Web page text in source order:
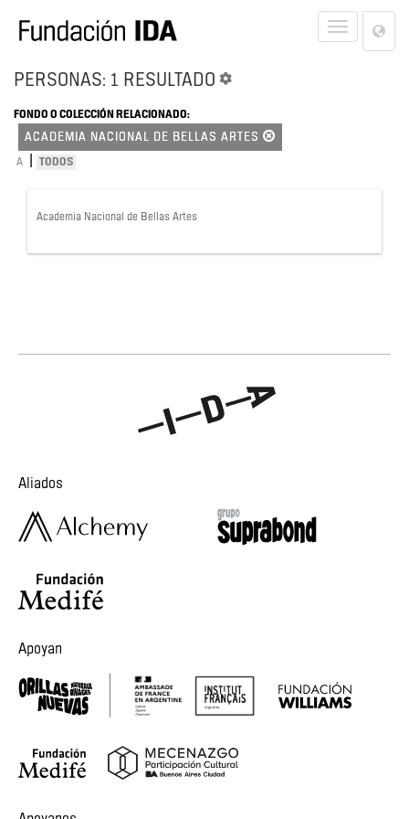
Toggle
PERSONAS: 1 RESULTADO
FONDO O COLECCIÓN RELACIONADO:
ACADEMIA NACIONAL DE BELLAS ARTES
A TODOS
Academia Nacional de Bellas Artes
Aliados
Apoyan